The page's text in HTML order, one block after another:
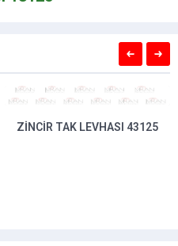
TAK LEVHASI 43125